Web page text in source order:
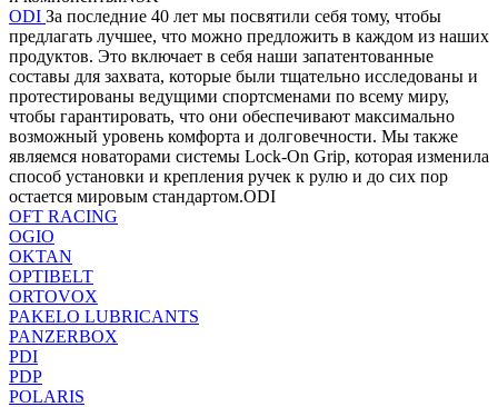
ODI За последние 40 лет мы посвятили себя тому, чтобы
предлагать лучшее, что можно предложить в каждом из наших
продуктов. Это включает в себя наши запатентованные
составы для захвата, которые были тщательно исследованы и
протестированы ведущими спортсменами по всему миру,
чтобы гарантировать, что они обеспечивают максимально
возможный уровень комфорта и долговечности. Мы также
являемся новаторами системы Lock-On Grip, которая изменила
способ установки и крепления ручек к рулю и до сих пор
остается мировым стандартом.ODI
OFT RACING
OGIO
OKTAN
OPTIBELT
ORTOVOX
PAKELO LUBRICANTS
PANZERBOX
PDI
PDP
POLARIS